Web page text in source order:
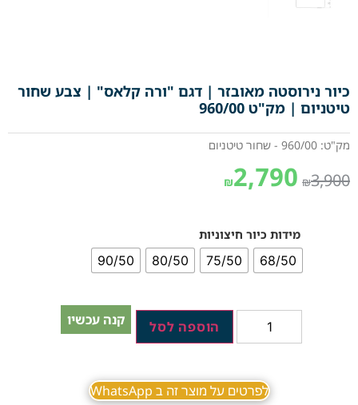
כיור נירוסטה מאובזר | דגם "ורה קלאס" | צבע שחור
טיטניום | מק"ט 960/00
מק"ט: 960/00 - שחור טיטניום
₪3,900
₪2,790
מידות כיור חיצוניות
68/50
75/50
80/50
90/50
קנה עכשיו הוספה לסל
לפרטים על מוצר זה ב WhatsApp